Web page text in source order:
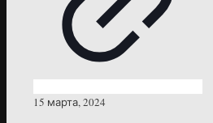
15 марта, 2024